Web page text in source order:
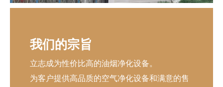
我们的宗旨
立志成为性价比高的油烟净化设备。
为客户提供高品质的空气净化设备和满意的售